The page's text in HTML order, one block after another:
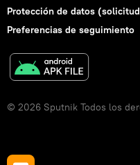
Protección de datos
Preferencias de seguimiento
© 2026 Sputnik Todos los